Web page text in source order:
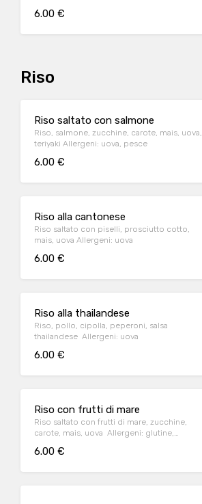
6.00 €
Riso
Riso saltato con salmone
Riso, salmone, zucchine, carote, mais, uova,
teriyaki Allergeni: uova, pesce
6.00 €
Riso alla cantonese
Riso saltato con piselli, prosciutto cotto,
mais, uova Allergeni: uova
6.00 €
Riso alla thailandese
Riso, pollo, cipolla, peperoni, salsa
thailandese Allergeni: uova
6.00 €
Riso con frutti di mare
Riso saltato con frutti di mare, zucchine,
carote, mais, uova Allergeni: glutine,
6.00 €